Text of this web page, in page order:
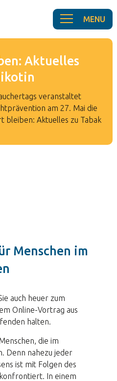
Aktuelles
veranstaltet
am 27. Mai die
bleiben: Aktuelles zu Tabak
Menschen im
auch heuer zum
Online-Vortrag aus
halten.
die im
Denn nahezu jeder
ist mit Folgen des
In einem